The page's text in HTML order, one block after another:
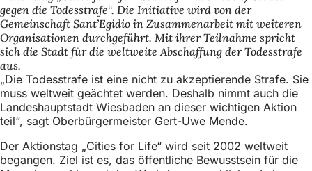
i
n
d
e
n
s
i
c
gegen die Todesstrafe“. Die Initiative wird von der
Gemeinschaft Sant’Egidio in Zusammenarbeit mit weiteren
Organisationen durchgeführt. Mit ihrer Teilnahme spricht
sich die Stadt für die weltweite Abschaffung der Todesstrafe
aus.
„Die Todesstrafe ist eine nicht zu akzeptierende Strafe. Sie
muss weltweit geächtet werden. Deshalb nimmt auch die
Landeshauptstadt Wiesbaden an dieser wichtigen Aktion
teil“, sagt Oberbürgermeister Gert-Uwe Mende.
Der Aktionstag „Cities for Life“ wird seit 2002 weltweit
begangen. Ziel ist es, das öffentliche Bewusstsein für die